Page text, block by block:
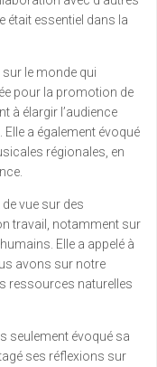
était essentiel dans la
le monde qui
pour la promotion de
à élargir l’audience
a également évoqué
régionales, en
vue sur des
travail, notamment sur
Elle a appelé à
avons sur notre
ressources naturelles
seulement évoqué sa
ses réflexions sur